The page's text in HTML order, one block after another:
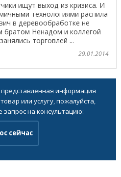
ищут выход из кризиса. И
технологиями распила
в деревообработке не
братом Ненадом и коллегой
торговлей ...
29.01.2014
представленная информация
или услугу, пожалуйста,
запрос на консультацию:
сейчас